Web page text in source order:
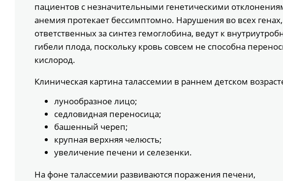
пациентов с незначительными генетическими
анемия протекает бессимптомно. Нарушения во всех генах,
ответственных за синтез гемоглобина, ведут к
гибели плода, поскольку кровь совсем не способна
кислород.
Клиническая картина талассемии в раннем детском
лунообразное лицо;
седловидная переносица;
башенный череп;
крупная верхняя челюсть;
увеличение печени и селезенки.
На фоне талассемии развиваются поражения печени,